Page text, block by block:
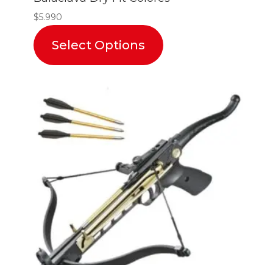
$5.990
Select Options